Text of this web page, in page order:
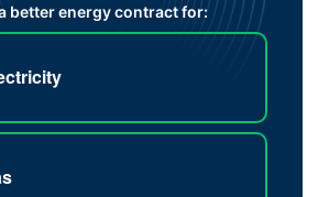
better energy contract for: